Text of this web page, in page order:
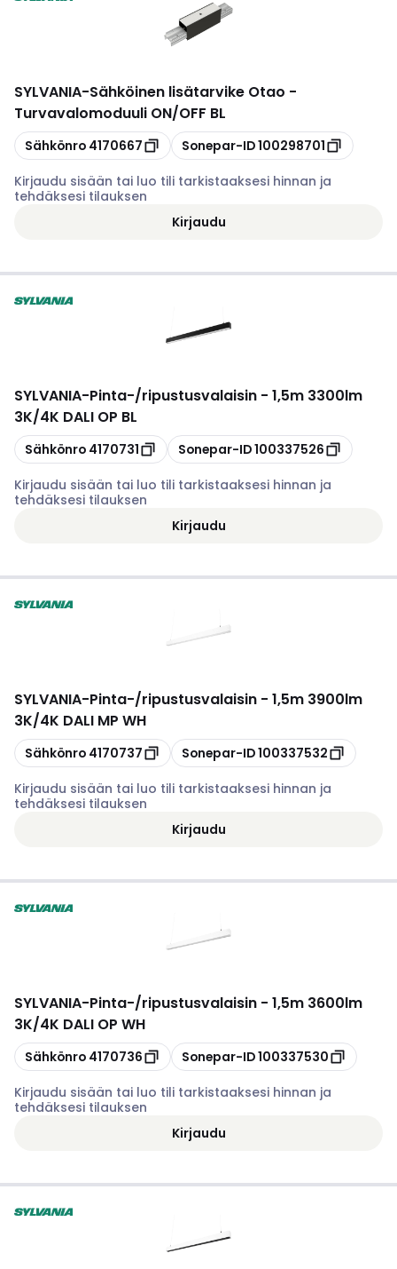
SYLVANIA-Sähköinen lisätarvike Otao -
Turvavalomoduuli ON/OFF BL
Kopioi
Sähkönro 4170667 Kopioi
Sonepar-ID100298701
Kirjaudu sisään tai luo tili tarkistaaksesi hinnan ja
tehdäksesi tilauksen
Kirjaudu
SYLVANIA-Pinta-/ripustusvalaisin - 1,5m 3300lm
3K/4K DALI OP BL
Kopioi
Sähkönro 4170731 Kopioi
Sonepar-ID100337526
Kirjaudu sisään tai luo tili tarkistaaksesi hinnan ja
tehdäksesi tilauksen
Kirjaudu
SYLVANIA-Pinta-/ripustusvalaisin - 1,5m 3900lm
3K/4K DALI MP WH
Kopioi
Sähkönro 4170737 Kopioi
Sonepar-ID100337532
Kirjaudu sisään tai luo tili tarkistaaksesi hinnan ja
tehdäksesi tilauksen
Kirjaudu
SYLVANIA-Pinta-/ripustusvalaisin - 1,5m 3600lm
3K/4K DALI OP WH
Kopioi
Sähkönro 4170736 Kopioi
Sonepar-ID100337530
Kirjaudu sisään tai luo tili tarkistaaksesi hinnan ja
tehdäksesi tilauksen
Kirjaudu